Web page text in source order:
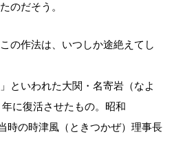
のだそう。
の作法は、いつしか途絶えてし
といわれた大関・名寄岩（なよ
に復活させたもの。昭和
時の時津風（ときつかぜ）理事長